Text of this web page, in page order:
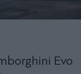
Evo